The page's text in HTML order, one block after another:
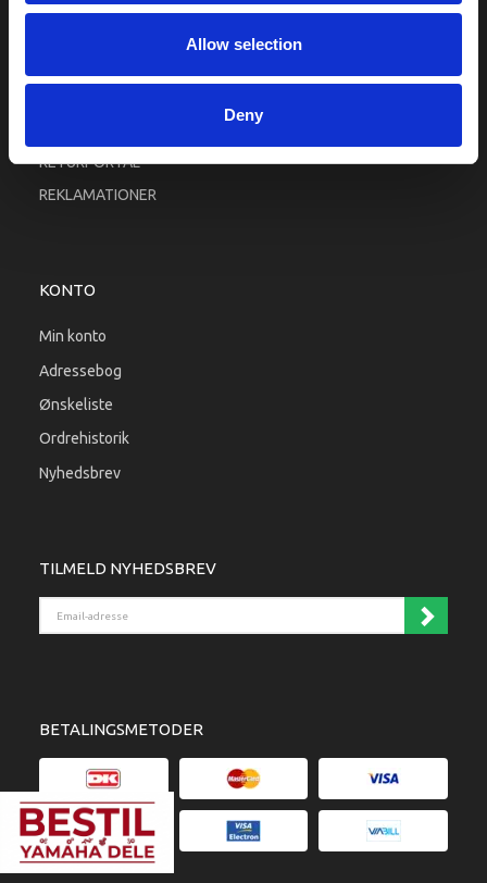
Allow selection
Deny
RETURPORTAL
REKLAMATIONER
KONTO
Min konto
Adressebog
Ønskeliste
Ordrehistorik
Nyhedsbrev
TILMELD NYHEDSBREV
BETALINGSMETODER